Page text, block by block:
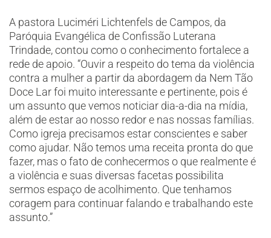
A pastora Luciméri Lichtenfels de Campos, da
Paróquia Evangélica de Confissão Luterana
Trindade, contou como o conhecimento fortalece a
rede de apoio. “Ouvir a respeito do tema da violência
contra a mulher a partir da abordagem da Nem Tão
Doce Lar foi muito interessante e pertinente, pois é
um assunto que vemos noticiar dia-a-dia na mídia,
além de estar ao nosso redor e nas nossas famílias.
Como igreja precisamos estar conscientes e saber
como ajudar. Não temos uma receita pronta do que
fazer, mas o fato de conhecermos o que realmente é
a violência e suas diversas facetas possibilita
sermos espaço de acolhimento. Que tenhamos
coragem para continuar falando e trabalhando este
assunto.”